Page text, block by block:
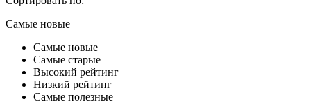
Самые новые
Самые новые
Самые старые
Высокий рейтинг
Низкий рейтинг
Самые полезные